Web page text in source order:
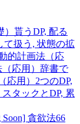
貰うDP, 配る
て扱う, 状態の拡
的計画法（応
応用）辞書で
応用）2つのDP,
タックとDP, 累
Soon] 貪欲法66